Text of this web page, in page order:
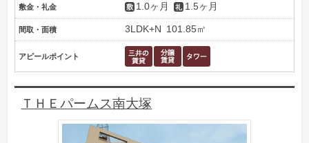
敷金・礼金 1.0ヶ月 1.5ヶ月
間取・面積 3LDK+N 101.85㎡
アピールポイント
ＴＨＥパームス南大塚